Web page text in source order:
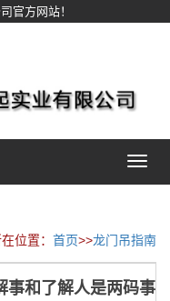
官方网站！
Toggle
位置： 首页>>龙门吊指南
事和了解人是两码事